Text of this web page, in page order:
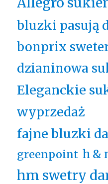
bluzki pasują
bonprix
dzianinowa
Eleganckie
wyprzedaż
fajne bluzki
greenpoint h &
hm swetry